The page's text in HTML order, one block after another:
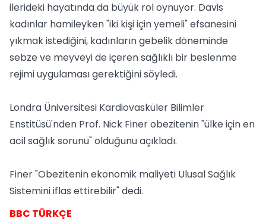
ilerideki hayatında da büyük rol oynuyor. Davis
kadınlar hamileyken "iki kişi için yemeli" efsanesini
yıkmak istediğini, kadınların gebelik döneminde
sebze ve meyveyi de içeren sağlıklı bir beslenme
rejimi uygulaması gerektiğini söyledi.
Londra Üniversitesi Kardiovasküler Bilimler
Enstitüsü'nden Prof. Nick Finer obezitenin "ülke için en
acil sağlık sorunu" olduğunu açıkladı.
Finer "Obezitenin ekonomik maliyeti Ulusal Sağlık
Sistemini iflas ettirebilir" dedi.
BBC TÜRKÇE